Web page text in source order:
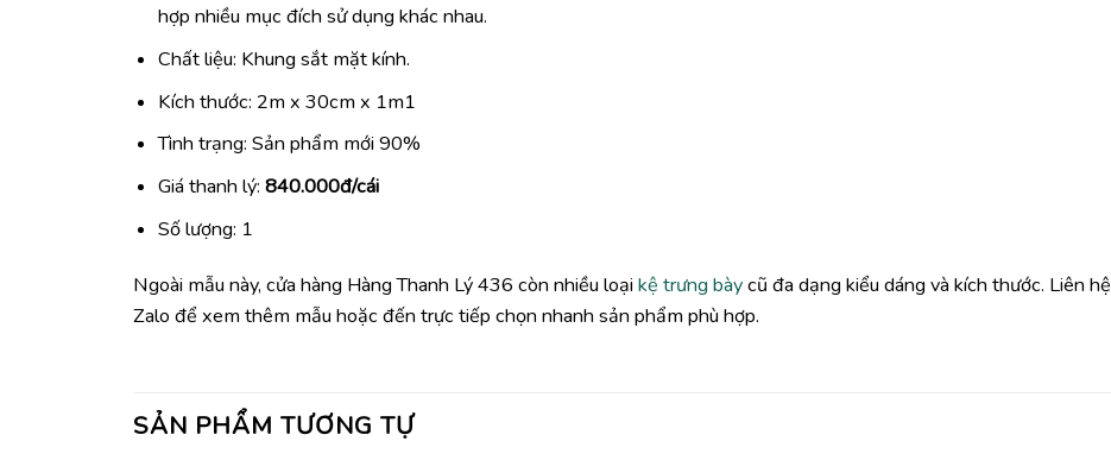
hợp nhiều mục đích sử dụng khác nhau.
Chất liệu: Khung sắt mặt kính.
Kích thước: 2m x 30cm x 1m1
Tình trạng: Sản phẩm mới 90%
Giá thanh lý: 840.000đ/cái
Số lượng: 1
Ngoài mẫu này, cửa hàng Hàng Thanh Lý 436 còn nhiều loại kệ trưng bàycũ đa dạng kiểu dáng và kích thước. Liên hệ
Zalo để xem thêm mẫu hoặc đến trực tiếp chọn nhanh sản phẩm phù hợp.
SẢN PHẨM TƯƠNG TỰ